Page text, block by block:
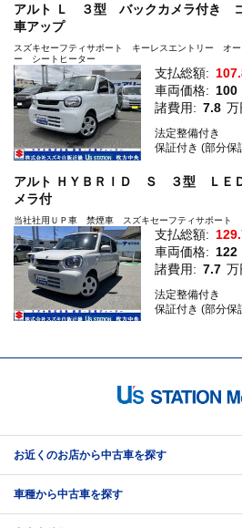
アルト Ｌ ３型 バックカメラ付き
車アップ
スズキセーフティサポート キーレスエントリー オ
ー シートヒーター
支払総額:
車両価格: 100
諸費用: 7.8 万
法定整備付き
保証付き (部分保
アルト ＨＹＢＲＩＤ Ｓ ３型 ＬＥ
メラ付
当社社用ＵＰ車 禁煙車 スズキセーフティサポート
支払総額:
車両価格: 122
諸費用: 7.7 万
法定整備付き
保証付き (部分保
お近くのお店から中古車を探す
車種から中古車を探す